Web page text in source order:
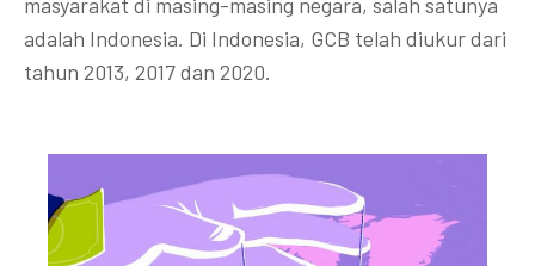
adalah Indonesia. Di Indonesia, GCB telah diukur dari
tahun 2013, 2017 dan 2020.